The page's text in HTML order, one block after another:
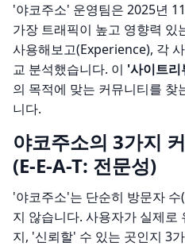
'야코주소' 운영팀은 2025년
가장 트래픽이 높고 영향력 있
사용해보고(Experience), 각
교 분석했습니다. 이 '사이트리
의 목적에 맞는 커뮤니티를 찾
니다.
야코주소의 3가지
(E-E-A-T: 전문성)
'야코주소'는 단순히 방문자
지 않습니다. 사용자가 실제
지, '신뢰할' 수 있는 곳인지 3